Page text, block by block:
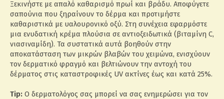
Ξεκινήστε με απαλό καθαρισμό πρωί και βράδυ. Αποφύγετε
σαπούνια που ξηραίνουν το δέρμα και προτιμήστε
καθαριστικά με υαλουρονικό οξύ. Στη συνέχεια εφαρμόστε
μια ενυδατική κρέμα πλούσια σε αντιοξειδωτικά (βιταμίνη C,
νιασιναμίδη). Τα συστατικά αυτά βοηθούν στην
αποκατάσταση των μικρών βλαβών του χειμώνα, ενισχύουν
τον δερματικό φραγμό και βελτιώνουν την αντοχή του
δέρματος στις καταστροφικές UV ακτίνες έως και κατά 25%.
Tip: Ο δερματολόγος σας μπορεί να σας ενημερώσει για τον